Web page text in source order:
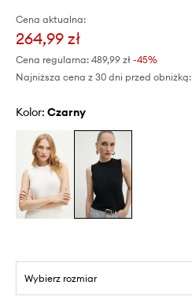
Cena aktualna:
264,99 zł
Cena regularna: 489,99 zł -45%
Najniższa cena z 30 dni przed obniżką:
Kolor: czarny
Wybierz rozmiar